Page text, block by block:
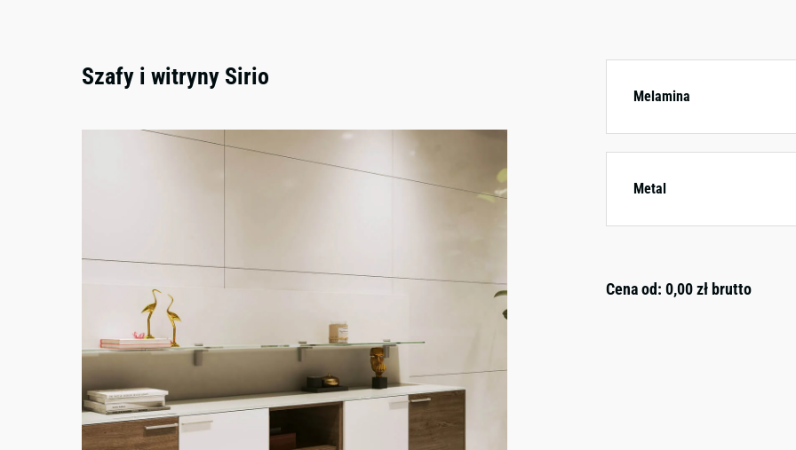
Szafy i witryny Sirio
Melamina
Metal
Cena od: 0,00zł brutto